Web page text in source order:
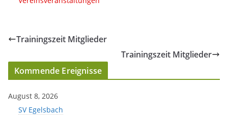
Trainingszeit Mitglieder
Trainingszeit Mitglieder
Kommende Ereignisse
August 8, 2026
SV Egelsbach